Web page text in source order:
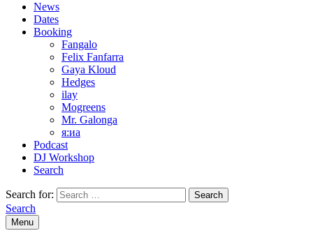
News
Dates
Booking
Fangalo
Felix Fanfarra
Gaya Kloud
Hedges
ilay
Mogreens
Mr. Galonga
я:иа
Podcast
DJ Workshop
Search
Search for:
Search
Menu